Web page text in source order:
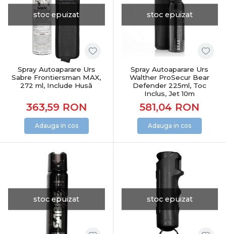
stoc epuizat
Spray Autoaparare Urs
Sabre Frontiersman MAX,
272 ml, Include Husă
363,59 RON
Adauga in cos
stoc epuizat
Spray Autoaparare Urs
Walther ProSecur Bear
Defender 225ml, Toc
Inclus, Jet 10m
581,04 RON
Adauga in cos
stoc epuizat stoc epuizat